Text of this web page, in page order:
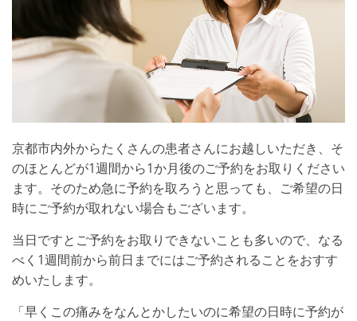
京都市内外からたくさんの患者さんにお越しいただき、そ
のほとんどが1週間から1か月後のご予約をお取りください
ます。そのため急に予約を取ろうと思っても、ご希望の日
時にご予約が取れない場合もございます。
当日ですとご予約をお取りできないことも多いので、なる
べく1週間前から前日までにはご予約されることをおすす
めいたします。
「早くこの痛みをなんとかしたいのに希望の日時に予約が